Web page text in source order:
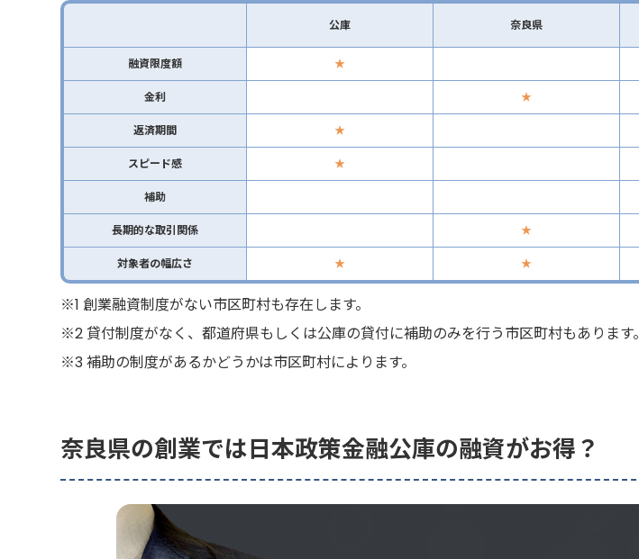
公庫 奈良県
融資限度額
★
金利 ★
返済期間 ★
スピード感 ★
補助
長期的な取引関係 ★
対象者の幅広さ ★ ★
※1 創業融資制度がない市区町村も存在します。
※2 貸付制度がなく、都道府県もしくは公庫の貸付に補助のみを行う市区町村もあります。
※3 補助の制度があるかどうかは市区町村によります。
奈良県の創業では日本政策金融公庫の融資がお得？